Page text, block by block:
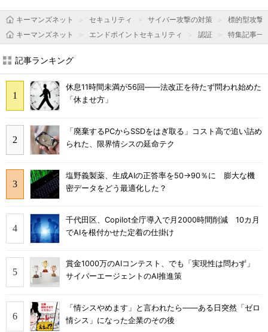
キーマンズネット セキュリティ サイバー攻撃の対策
標的型攻撃
キーマンズネット
エンドポイントセキュリティ 認証 特集記事一
記事ランキング
休息11時間未満が56回――法改正を待たず問われ始めた
「休ませ方」
「廃棄するPCからSSDをはぎ取る」コスト高で追い詰め
られた、限界情シスの延命テク
塩野義製薬、生成AIの正答率を50→90％に 膨大な機
密データをどう最適化した？
千代田区、Copilot全庁導入で月2000時間削減 10カ月
でAIを根付かせた定着の仕掛け
賞金1000万のAIコンテスト、でも「実現性は問わず」
サイバーエージェントのAI推進策
「情シスやめます」と言われたら――ある日突然「ゼロ
情シス」になった企業のその後